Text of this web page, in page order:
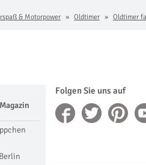
& Motorpower Oldtimer Oldtimer
Folgen Sie uns auf